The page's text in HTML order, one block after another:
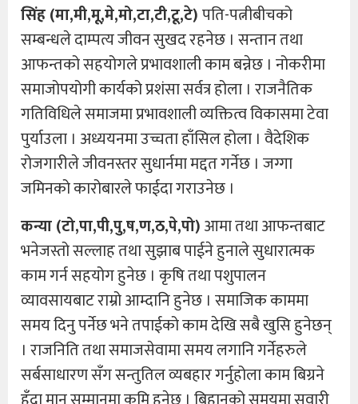
सिंह (मा,मी,मू,मे,मो,टा,टी,टू,टे)पति-पत्नीबीचको
सम्बन्धले दाम्पत्य जीवन सुखद रहनेछ । सन्तान तथा
आफन्तको सहयोगले प्रभावशाली काम बन्नेछ । नोकरीमा
समाजोपयोगी कार्यको प्रशंसा सर्वत्र होला । राजनैतिक
गतिविधिले समाजमा प्रभावशाली व्यक्तित्व विकासमा टेवा
पुर्याउला । अध्ययनमा उच्चता हाँसिल होला । वैदेशिक
रोजगारीले जीवनस्तर सुधार्नमा मद्दत गर्नेछ । जग्गा
जमिनको कारोबारले फाईदा गराउनेछ ।
कन्या (टो,पा,पी,पु,ष,ण,ठ,पे,पो)आमा तथा आफन्तबाट
भनेजस्तो सल्लाह तथा सुझाब पाईने हुनाले सुधारात्मक
काम गर्न सहयोग हुनेछ । कृषि तथा पशुपालन
व्यावसायबाट राम्रो आम्दानि हुनेछ । समाजिक काममा
समय दिनु पर्नेछ भने तपाईको काम देखि सबै खुसि हुनेछन्
। राजनिति तथा समाजसेवामा समय लगानि गर्नेहरुले
सर्बसाधारण सँग सन्तुतिल व्यबहार गर्नुहोला काम बिग्रने